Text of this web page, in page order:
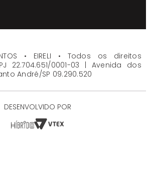
• EIRELI • Todos os direitos
22.704.651/0001-03 | Avenida dos
André/SP 09.290.520
DESENVOLVIDO POR